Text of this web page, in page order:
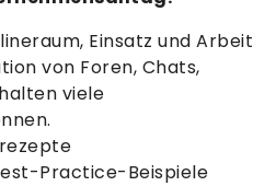
Einsatz und Arbeit
von Foren, Chats,
viele
Practice-Beispiele